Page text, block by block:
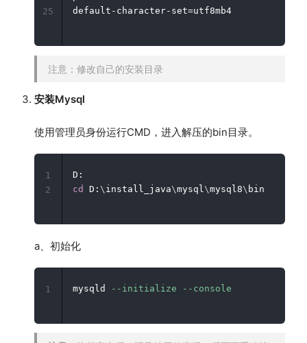
25
注意：修改自己的安装目录
安装Mysql
使用管理员身份运行CMD，进入解压的bin目录。
cd
D: \ install_java\mysql \mysql8\
1
2
a、初始化
mysqld --initialize --console
1